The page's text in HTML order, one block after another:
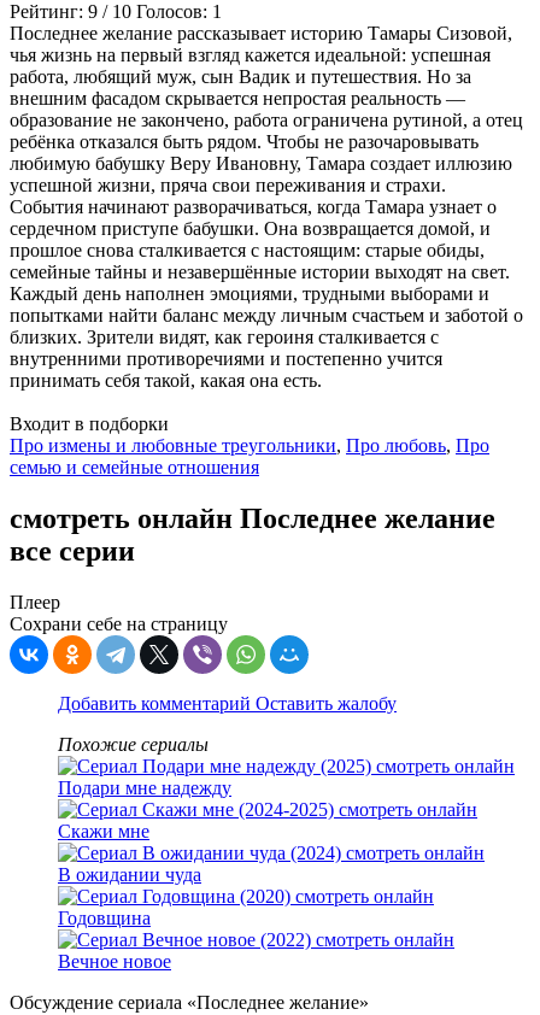
Рейтинг: 9 / 10 Голосов: 1
Последнее желание рассказывает историю Тамары Сизовой,
чья жизнь на первый взгляд кажется идеальной: успешная
работа, любящий муж, сын Вадик и путешествия. Но за
внешним фасадом скрывается непростая реальность —
образование не закончено, работа ограничена рутиной, а отец
ребёнка отказался быть рядом. Чтобы не разочаровывать
любимую бабушку Веру Ивановну, Тамара создает иллюзию
успешной жизни, пряча свои переживания и страхи.
События начинают разворачиваться, когда Тамара узнает о
сердечном приступе бабушки. Она возвращается домой, и
прошлое снова сталкивается с настоящим: старые обиды,
семейные тайны и незавершённые истории выходят на свет.
Каждый день наполнен эмоциями, трудными выборами и
попытками найти баланс между личным счастьем и заботой о
близких. Зрители видят, как героиня сталкивается с
внутренними противоречиями и постепенно учится
принимать себя такой, какая она есть.
Входит в подборки
Про измены и любовные треугольники, Про любовь, Про
семью и семейные отношения
смотреть онлайн Последнее желание
все серии
Плеер
Сохрани себе на страницу
Добавить комментарий Оставить жалобу
Похожие сериалы
Подари мне надежду
Скажи мне
В ожидании чуда
Годовщина
Вечное новое
Обсуждение сериала «Последнее желание»